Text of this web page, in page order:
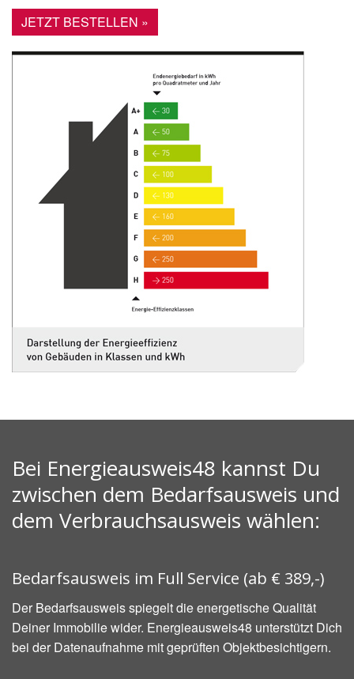
JETZT BESTELLEN »
Bei Energieausweis48 kannst Du
zwischen dem Bedarfsausweis und
dem Verbrauchsausweis wählen:
Bedarfsausweis im Full Service (ab € 389,-)
Der Bedarfsausweis spiegelt die energetische Qualität
Deiner Immobilie wider. Energieausweis48 unterstützt Dich
bei der Datenaufnahme mit geprüften Objektbesichtigern.